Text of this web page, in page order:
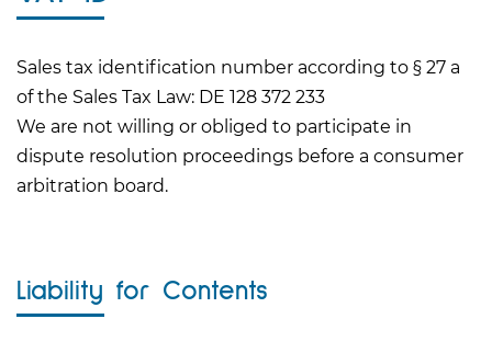
Sales tax identification number according to § 27 a
of the Sales Tax Law: DE 128 372 233
We are not willing or obliged to participate in
dispute resolution proceedings before a consumer
arbitration board.
Liability for Contents